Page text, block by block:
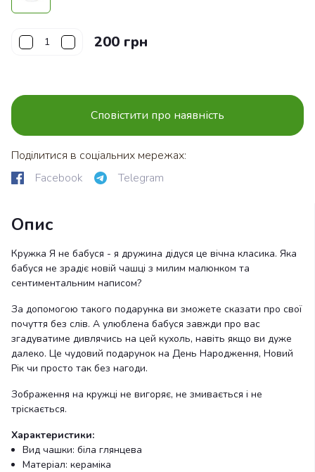
200 грн
Сповістити про наявність
Поділитися в соціальних мережах:
Facebook
Telegram
Опис
Кружка Я не бабуся - я дружина дідуся це вічна класика. Яка
бабуся не зрадіє новій чашці з милим малюнком та
сентиментальним написом?
За допомогою такого подарунка ви зможете сказати про свої
почуття без слів. А улюблена бабуся завжди про вас
згадуватиме дивлячись на цей кухоль, навіть якщо ви дуже
далеко. Це чудовий подарунок на День Народження, Новий
Рік чи просто так без нагоди.
Зображення на кружці не вигоряє, не змивається і не
тріскається.
Характеристики:
Вид чашки: біла глянцева
Матеріал: кераміка